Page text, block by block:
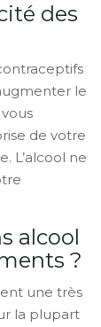
des
le
de votre
L’alcool ne
alcool
?
une très
la plupart